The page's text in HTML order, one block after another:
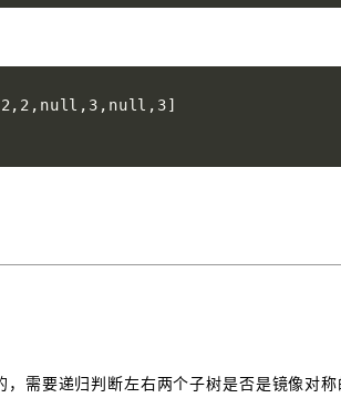
需要递归判断左右两个子树是否是镜像对称